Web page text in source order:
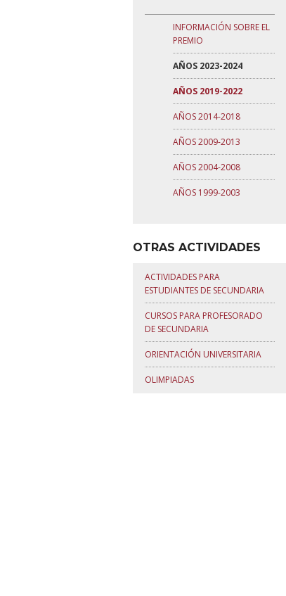
INFORMACIÓN SOBRE EL
PREMIO
AÑOS 2023-2024
AÑOS 2019-2022
AÑOS 2014-2018
AÑOS 2009-2013
AÑOS 2004-2008
AÑOS 1999-2003
OTRAS ACTIVIDADES
ACTIVIDADES PARA
ESTUDIANTES DE SECUNDARIA
CURSOS PARA PROFESORADO
DE SECUNDARIA
ORIENTACIÓN UNIVERSITARIA
OLIMPIADAS